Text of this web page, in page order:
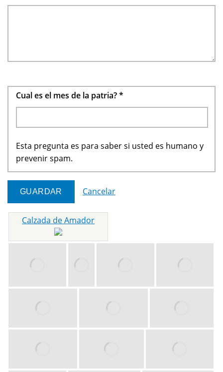
Cual es el mes de la patria?*
Esta pregunta es para saber si usted es humano y
prevenir spam.
Cancelar
Calzada de Amador